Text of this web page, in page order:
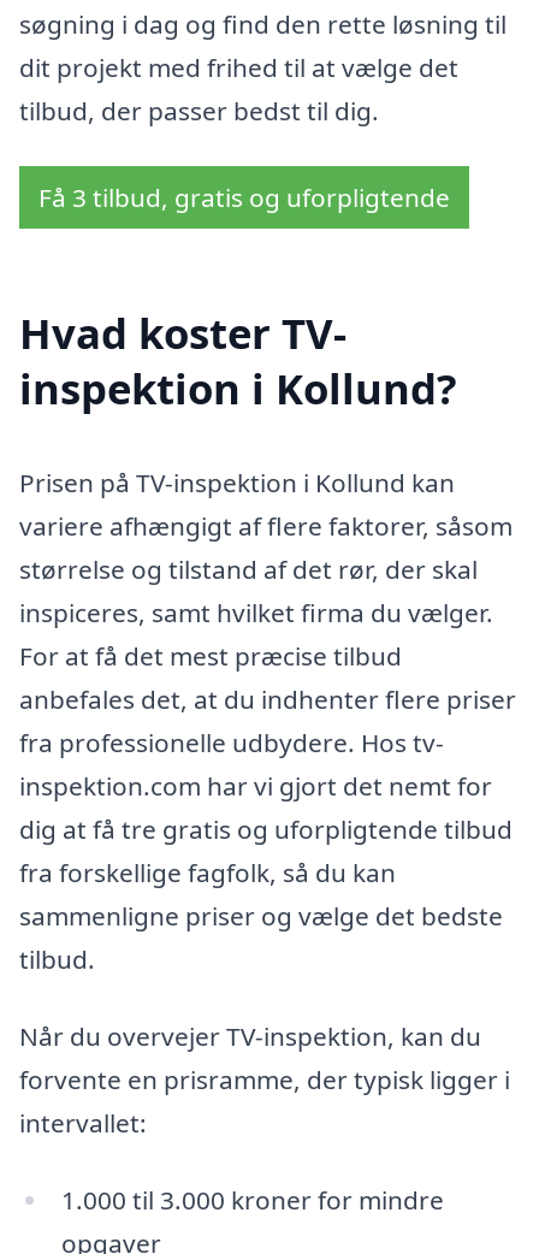
søgning i dag og find den rette løsning til
dit projekt med frihed til at vælge det
tilbud, der passer bedst til dig.
Få 3 tilbud, gratis og uforpligtende
Hvad koster TV-
inspektion i Kollund?
Prisen på TV-inspektion i Kollund kan
variere afhængigt af flere faktorer, såsom
størrelse og tilstand af det rør, der skal
inspiceres, samt hvilket firma du vælger.
For at få det mest præcise tilbud
anbefales det, at du indhenter flere priser
fra professionelle udbydere. Hos tv-
inspektion.com har vi gjort det nemt for
dig at få tre gratis og uforpligtende tilbud
fra forskellige fagfolk, så du kan
sammenligne priser og vælge det bedste
tilbud.
Når du overvejer TV-inspektion, kan du
forvente en prisramme, der typisk ligger i
intervallet:
1.000 til 3.000 kroner for mindre
opgaver